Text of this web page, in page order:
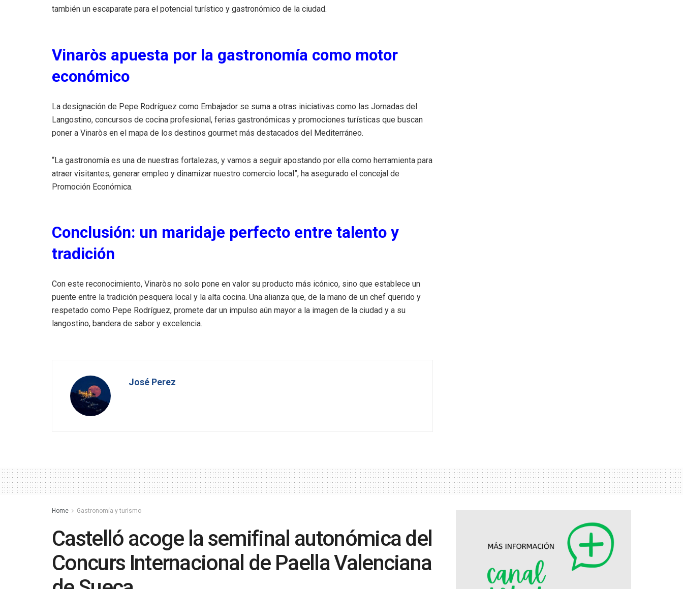
también un escaparate para el potencial turístico y gastronómico de la ciudad.
Vinaròs apuesta por la gastronomía como motor
económico
La designación de Pepe Rodríguez como Embajador se suma a otras iniciativas como las Jornadas del
Langostino, concursos de cocina profesional, ferias gastronómicas y promociones turísticas que buscan
poner a Vinaròs en el mapa de los destinos gourmet más destacados del Mediterráneo.
“La gastronomía es una de nuestras fortalezas, y vamos a seguir apostando por ella como herramienta para
atraer visitantes, generar empleo y dinamizar nuestro comercio local”, ha asegurado el concejal de
Promoción Económica.
Conclusión: un maridaje perfecto entre talento y
tradición
Con este reconocimiento, Vinaròs no solo pone en valor su producto más icónico, sino que establece un
puente entre la tradición pesquera local y la alta cocina. Una alianza que, de la mano de un chef querido y
respetado como Pepe Rodríguez, promete dar un impulso aún mayor a la imagen de la ciudad y a su
langostino, bandera de sabor y excelencia.
José Perez
Home Gastronomía y turismo
Castelló acoge la semifinal autonómica del
Concurs Internacional de Paella Valenciana